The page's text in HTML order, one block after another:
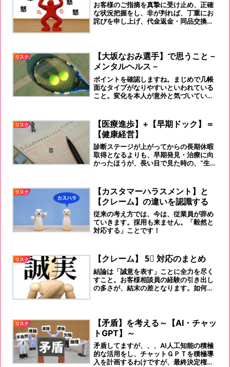
お客様のご指摘を真摯に受け止め、正確
な状況把握をし、非が判れば、丁重にお
詫びを申し上げ、代金返金・同品交換で
リスク
【大坂なおみ選手】で思うこと－
メンタルヘルス－
ポイントを確認しますね。まじめで几帳
面なタイプがなりやすいといわれている
こと。変化を本人が意外と気づいていな
レス社会」の今、「セルフイメージ」が
大切です。
リスク
【医療進歩】+【早期ドック】＝
【健康経営】
診断ステージが上がってからの長期休暇
取得となるよりも、早期発見・治療に向
かったほうが、長い目で見た時の、‟生産
リスク
【カスタマーハラスメント】と
【クレーム】の違いを認識する
従来の考え方では、今は、従業員が辞め
ていきます。採用も来ません。「毅然と
対応する」ことです！
リスク 【クレーム】 5⃣ 対応のまとめ
結論は「誠意を表す」ことに全力を尽く
すこと。お客様相談員の経験の引き出し
の多さが、結末の差となります。如何
リスク
【矛盾】を考える～【AI・チャッ
トGPT】～
矛盾してますが、、、AI人工知能の積極
的な活用をし、チャットＧＰＴを積極導
入を計画するわけですが、最終決定権者